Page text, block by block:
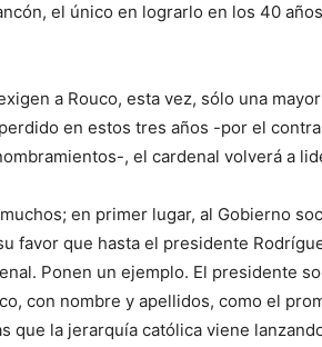
el único en lograrlo en los 40
a Rouco, esta vez, sólo una
en estos tres años -por el
, el cardenal volverá a
en primer lugar, al Gobierno
favor que hasta el presidente
Ponen un ejemplo. El presidente
con nombre y apellidos, como el
que la jerarquía católica viene